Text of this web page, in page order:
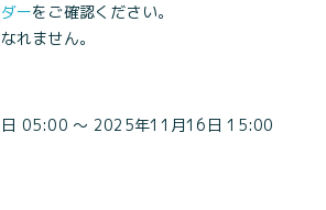
ーをご確認ください。
れません。
05:00 〜 2025年11月16日 15:00